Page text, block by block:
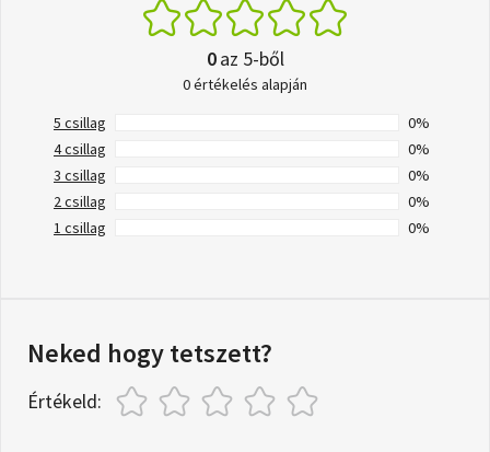
0az 5-ből
0 értékelés alapján
5 csillag
0%
4 csillag
0%
3 csillag
0%
2 csillag
0%
1 csillag
0%
Neked hogy tetszett?
Értékeld: